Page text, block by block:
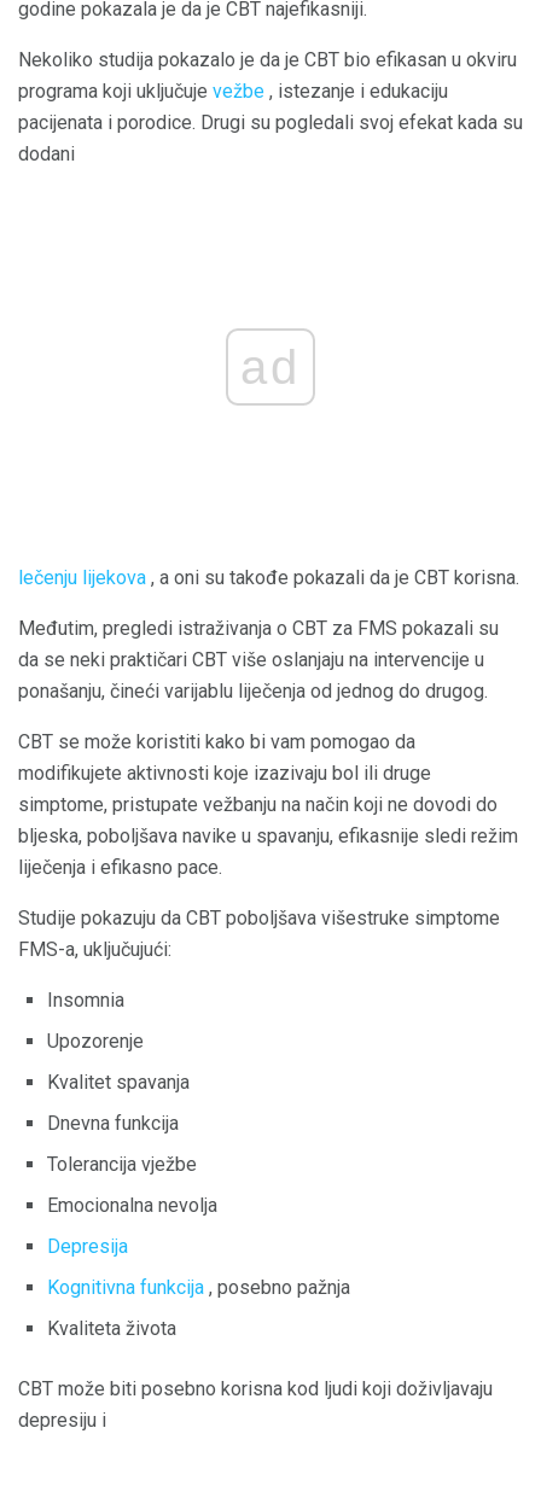
godine pokazala je da je CBT najefikasniji.
Nekoliko studija pokazalo je da je CBT bio efikasan u okviru
programa koji uključuje vežbe , istezanje i edukaciju
pacijenata i porodice. Drugi su pogledali svoj efekat kada su
dodani
ad
lečenju lijekova , a oni su takođe pokazali da je CBT korisna.
Međutim, pregledi istraživanja o CBT za FMS pokazali su
da se neki praktičari CBT više oslanjaju na intervencije u
ponašanju, čineći varijablu liječenja od jednog do drugog.
CBT se može koristiti kako bi vam pomogao da
modifikujete aktivnosti koje izazivaju bol ili druge
simptome, pristupate vežbanju na način koji ne dovodi do
bljeska, poboljšava navike u spavanju, efikasnije sledi režim
liječenja i efikasno pace.
Studije pokazuju da CBT poboljšava višestruke simptome
FMS-a, uključujući:
Insomnia
Upozorenje
Kvalitet spavanja
Dnevna funkcija
Tolerancija vježbe
Emocionalna nevolja
Depresija
Kognitivna funkcija , posebno pažnja
Kvaliteta života
CBT može biti posebno korisna kod ljudi koji doživljavaju
depresiju i